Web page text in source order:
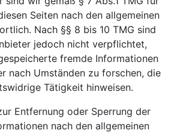
Seiten nach den allgemeinen
Nach §§ 8 bis 10 TMG sind
jedoch nicht verpflichtet,
fremde Informationen
nach Umständen zu forschen, die
Tätigkeit hinweisen.
Entfernung oder Sperrung der
nach den allgemeinen